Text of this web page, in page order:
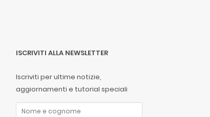
ISCRIVITI ALLA NEWSLETTER
Iscriviti per ultime notizie,
aggiornamenti e tutorial speciali